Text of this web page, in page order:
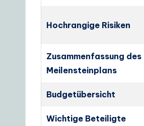
Hochrangige Risiken
Zusammenfassung des
Meilensteinplans
Budgetübersicht
Wichtige Beteiligte